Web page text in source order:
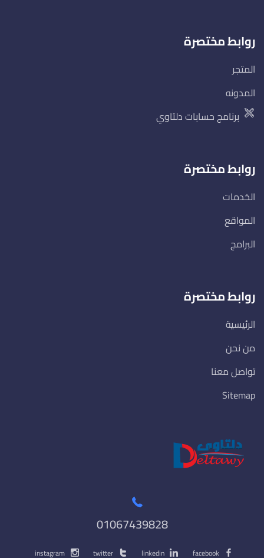
روابط مختصرة
المتجر
المدونه
برنامج حسابات دلتاوي
روابط مختصرة
الخدمات
المواقع
البرامج
روابط مختصرة
الرئيسية
من نحن
تواصل معنا
Sitemap
01067439828
facebook
linkedin
twitter
instagram